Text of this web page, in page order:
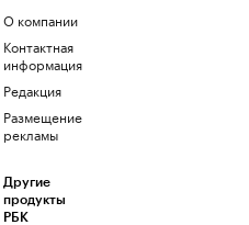
О компании
Контактная
информация
Редакция
Размещение
рекламы
Другие
продукты
РБК